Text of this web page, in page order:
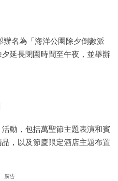
辦名為「海洋公園除夕倒數派
延長閉園時間至午夜，並舉辦
動，包括萬聖節主題表演和賓
，以及節慶限定酒店主題布置
廣告